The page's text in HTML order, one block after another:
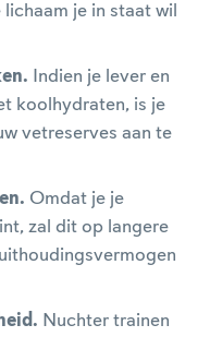
je in staat wil
Indien je lever en
koolhydraten, is je
vetreserves aan te
Omdat je je
zal dit op langere
Nuchter trainen